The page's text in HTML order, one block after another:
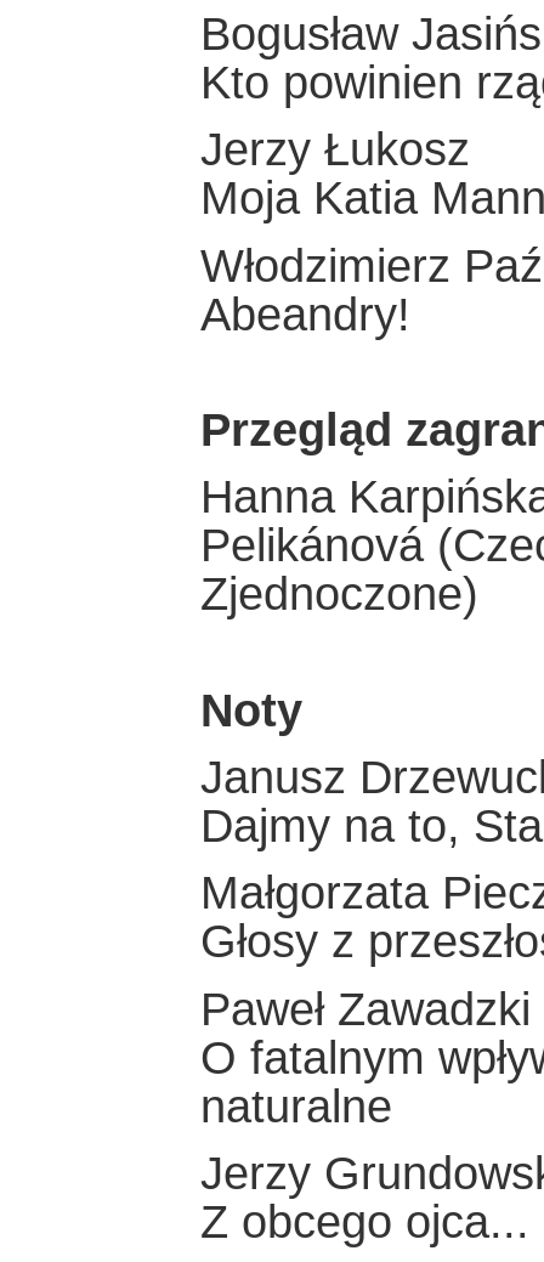
Bogusław
Kto powinien
Jerzy Łukosz
Moja Katia
Włodzimierz
Abeandry!
Przegląd
Hanna
Pelikánová
Zjednoczone)
Noty
Janusz
Dajmy na to,
Małgorzata
Głosy z
Paweł Zawadzki
O fatalnym
naturalne
Jerzy
Z obcego ojca...